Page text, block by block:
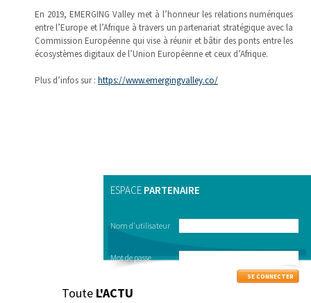
En 2019, EMERGING Valley met à l’honneur les relations numériques
entre l’Europe et l’Afrique à travers un partenariat stratégique avec la
Commission Européenne qui vise à réunir et bâtir des ponts entre les
écosystèmes digitaux de l’Union Européenne et ceux d’Afrique.
Plus d’infos sur : https://www.emergingvalley.co/
ESPACE PARTENAIRE
Nom d'utilisateur
Mot de passe
Toute L'ACTU